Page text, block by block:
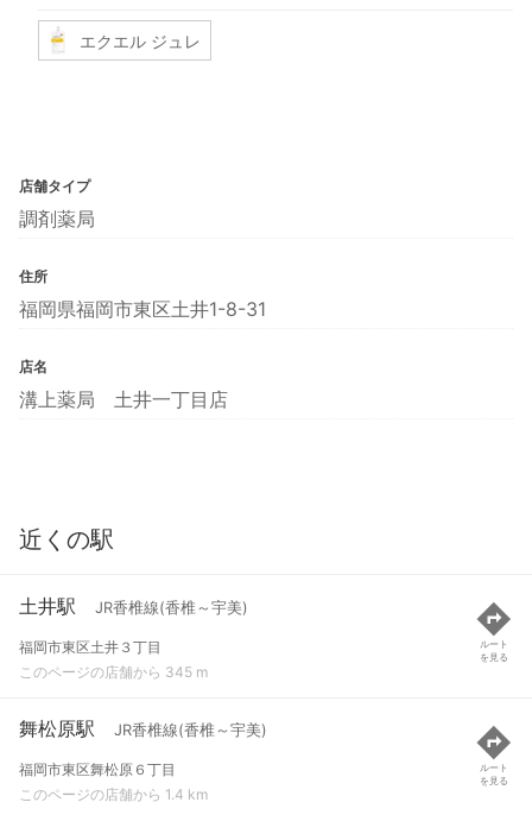
エクエル ジュレ
店舗タイプ
調剤薬局
住所
福岡県福岡市東区土井1-8-31
店名
溝上薬局 土井一丁目店
近くの駅
土井駅 JR香椎線(香椎～宇美)
福岡市東区土井３丁目
このページの店舗から 345 m
ルート
を見る
舞松原駅 JR香椎線(香椎～宇美)
福岡市東区舞松原６丁目
このページの店舗から 1.4 km
ルート
を見る